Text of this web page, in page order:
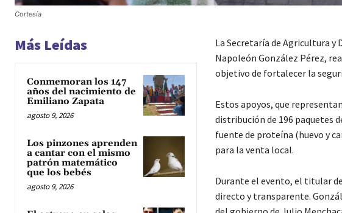
Cortesía
Más Leídas
Conmemoran los 147
años del nacimiento de
Emiliano Zapata
agosto 9, 2026
Los pinzones aprenden
a cantar con el mismo
patrón matemático
que los bebés
agosto 9, 2026
La Secretaría de Agricultura y
Napoleón González Pérez,
objetivo de fortalecer la
Estos apoyos, que
distribución de 196 paquetes
fuente de proteína (huevo y
para la venta local.
Durante el evento, el titular
directo y transparente.